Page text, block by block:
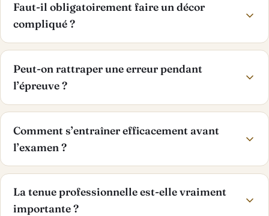
Faut-il obligatoirement faire un décor
compliqué ?
Peut-on rattraper une erreur pendant
l’épreuve ?
Comment s’entraîner efficacement avant
l’examen ?
La tenue professionnelle est-elle vraiment
importante ?